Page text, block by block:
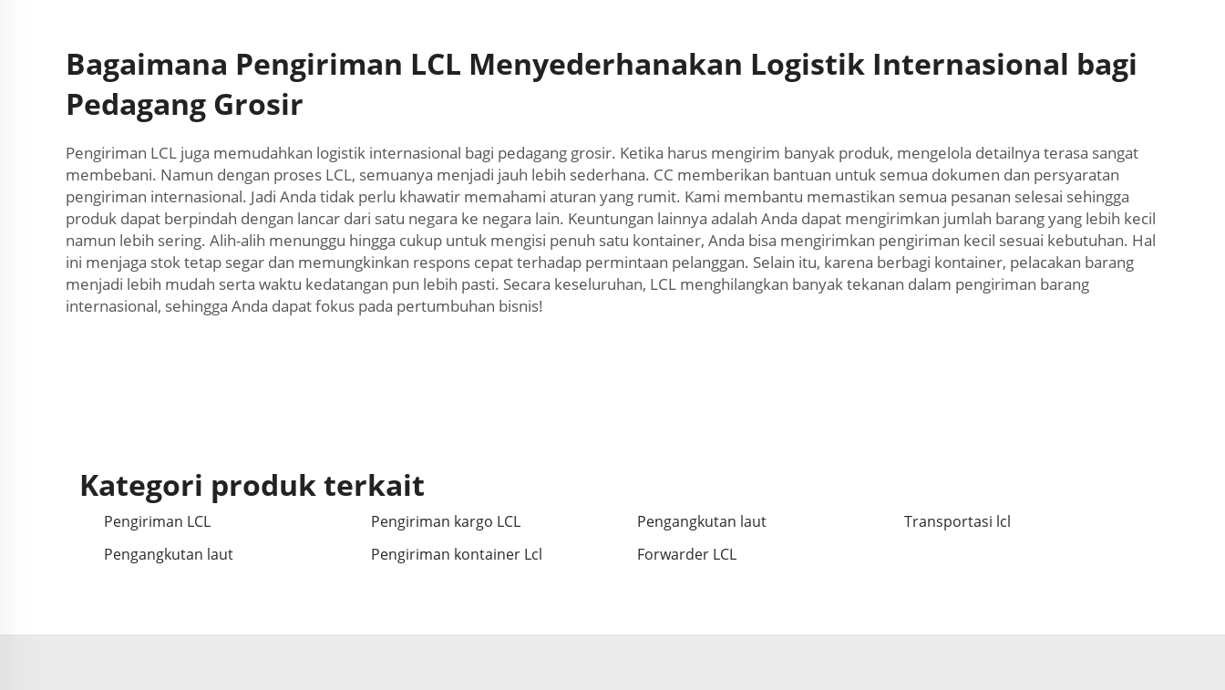
Bagaimana Pengiriman LCL Menyederhanakan Logistik Internasional bagi
Pedagang Grosir
Pengiriman LCL juga memudahkan logistik internasional bagi pedagang grosir. Ketika harus mengirim banyak produk, mengelola detailnya terasa sangat
membebani. Namun dengan proses LCL, semuanya menjadi jauh lebih sederhana. CC memberikan bantuan untuk semua dokumen dan persyaratan
pengiriman internasional. Jadi Anda tidak perlu khawatir memahami aturan yang rumit. Kami membantu memastikan semua pesanan selesai sehingga
produk dapat berpindah dengan lancar dari satu negara ke negara lain. Keuntungan lainnya adalah Anda dapat mengirimkan jumlah barang yang lebih kecil
namun lebih sering. Alih-alih menunggu hingga cukup untuk mengisi penuh satu kontainer, Anda bisa mengirimkan pengiriman kecil sesuai kebutuhan. Hal
ini menjaga stok tetap segar dan memungkinkan respons cepat terhadap permintaan pelanggan. Selain itu, karena berbagi kontainer, pelacakan barang
menjadi lebih mudah serta waktu kedatangan pun lebih pasti. Secara keseluruhan, LCL menghilangkan banyak tekanan dalam pengiriman barang
internasional, sehingga Anda dapat fokus pada pertumbuhan bisnis!
Kategori produk terkait
Pengiriman LCL Pengiriman kargo LCL Pengangkutan laut
Transportasi lcl
Pengangkutan laut
Pengiriman kontainer Lcl Forwarder LCL